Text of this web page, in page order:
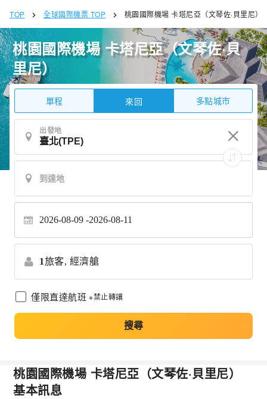
TOP 全球國際機票 TOP 桃園國際機場 卡塔尼亞（文琴佐·貝里尼）
桃園國際機場 卡塔尼亞（文琴佐·貝
里尼）
單程 來回 多點城市
出發地
2026-08-09 2026-08-11
1旅客, 經濟艙
僅限直達航班 ※禁止轉讓
搜尋
桃園國際機場 卡塔尼亞（文琴佐·貝里尼）
基本訊息